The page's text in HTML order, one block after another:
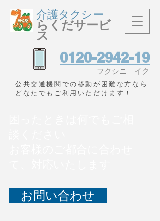
介護タクシー
らくだサービ
ス
0120-2942-19
​フクシニ イク
​公共交通機関での移動が困難な方なら
どなたでもご利用いただけます！
お問い合わせ